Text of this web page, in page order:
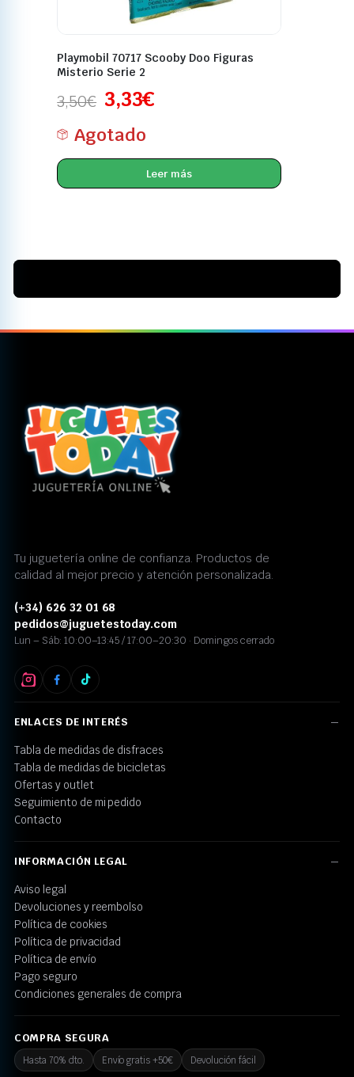
Playmobil 70717 Scooby Doo Figuras
Misterio Serie 2
3,50€ 3,33€
Agotado
Leer más
Tu juguetería online de confianza. Productos de
calidad al mejor precio y atención personalizada.
(+34) 626 32 01 68
pedidos@juguetestoday.com
Lun – Sáb: 10:00–13:45 / 17:00–20:30 · Domingos cerrado
ENLACES DE INTERÉS
Tabla de medidas de disfraces
Tabla de medidas de bicicletas
Ofertas y outlet
Seguimiento de mi pedido
Contacto
INFORMACIÓN LEGAL
Aviso legal
Devoluciones y reembolso
Política de cookies
Política de privacidad
Política de envío
Pago seguro
Condiciones generales de compra
COMPRA SEGURA
Hasta 70% dto. Envío gratis +50€ Devolución fácil